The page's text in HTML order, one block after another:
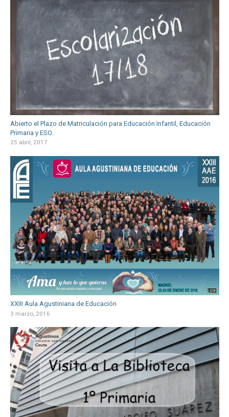
Abierto el Plazo de Matriculación para Educación Infantil, Educación
Primaria y ESO.
25 abril, 2017
XXIII Aula Agustiniana de Educación
3 marzo, 2016